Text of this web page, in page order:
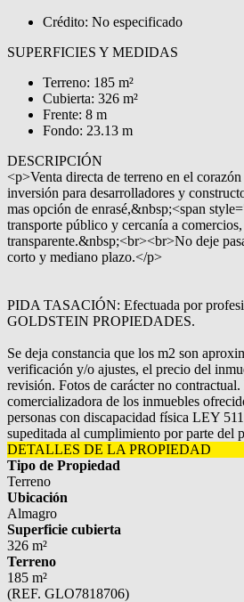
Crédito: No especificado
SUPERFICIES Y MEDIDAS
Terreno: 185 m²
Cubierta: 326 m²
Frente: 8 m
Fondo: 23.13 m
DESCRIPCIÓN
<p>Venta directa de terreno en el
inversión para desarrolladores y
mas opción de enrasé,&nbsp;<span
transporte público y cercanía a
transparente.&nbsp;<br><br>No deje
corto y mediano plazo.</p>
PIDA TASACIÓN: Efectuada por
GOLDSTEIN PROPIEDADES.
Se deja constancia que los m2 son
verificación y/o ajustes, el precio del
revisión. Fotos de carácter no
comercializadora de los inmuebles
personas con discapacidad física LEY
supeditada al cumplimiento por parte del
DETALLES DE LA PROPIEDAD
Tipo de Propiedad
Terreno
Ubicación
Almagro
Superficie cubierta
326 m²
Terreno
185 m²
(REF. GLO7818706)